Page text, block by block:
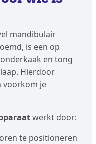
mandibulair
is een op
en tong
Hierdoor
voorkom je
werkt door:
te positioneren